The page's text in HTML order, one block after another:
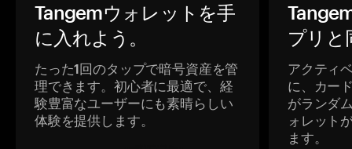
Tangemウォレットを手
に入れよう。
たった1回のタップで暗号資産を管
理できます。初心者に最適で、経
験豊富なユーザーにも素晴らしい
体験を提供します。
プリと
アクティ
に、カー
がランダ
ォレット
ます。